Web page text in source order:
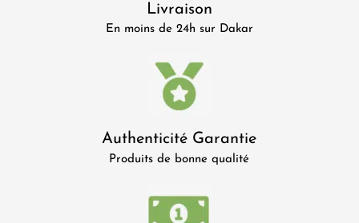
Livraison
En moins de 24h sur Dakar
Authenticité Garantie
Produits de bonne qualité